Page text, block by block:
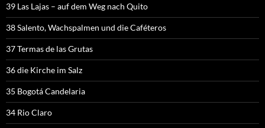
39 Las Lajas – auf dem Weg nach Quito
38 Salento, Wachspalmen und die Caféteros
37 Termas de las Grutas
36 die Kirche im Salz
35 Bogotá Candelaria
34 Rio Claro